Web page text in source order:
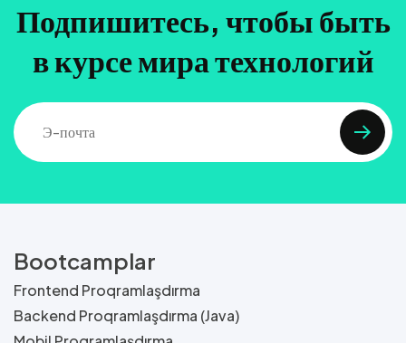
Подпишитесь, чтобы быть
в курсе мира технологий
Bootcamplar
Frontend Proqramlaşdırma
Backend Proqramlaşdırma (Java)